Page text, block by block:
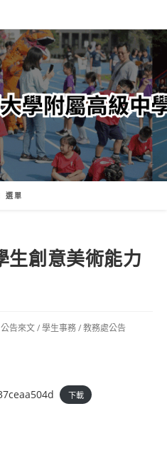
選單
生創意美術能力
公告來文/學生事務/教務處公告
下載